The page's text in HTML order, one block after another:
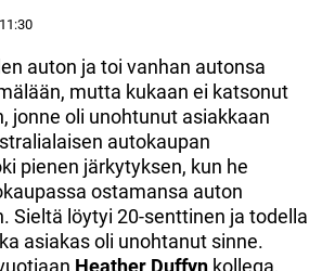
11:30
auton ja toi vanhan autonsa
mutta kukaan ei katsonut
jonne oli unohtunut asiakkaan
autokaupan
pienen järkytyksen, kun he
ostamansa auton
Sieltä löytyi 20-senttinen ja todella
asiakas oli unohtanut sinne.